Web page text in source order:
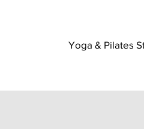
Yoga & Pilates